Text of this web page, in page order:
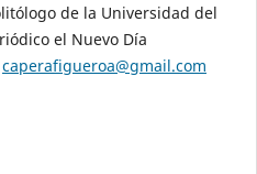
de la Universidad del
el Nuevo Día
caperafigueroa@gmail.com